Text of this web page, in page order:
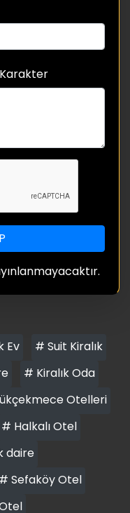
Karakter
Ev
# Suit Kiralık
# Kiralık Oda
Otelleri
# Halkalı Otel
daire
# Sefaköy Otel